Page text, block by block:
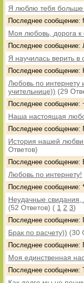
Я люблю тебя больше
Последнее сообщение:
Моя любовь, дорога к
Последнее сообщение:
Я научилась верить в
Последнее сообщение:
Любовь по интернету
учительнице)) (29
Последнее сообщение:
Наша настоящая
Последнее сообщение:
История нашей
Ответов)
Последнее сообщение:
Любовь по интернету!
Последнее сообщение:
Неудачные
(52 Ответов) ( 1 2 3)
Последнее сообщение:
Брак по расчету)) (30
Последнее сообщение:
Моя единственная
Последнее сообщение: